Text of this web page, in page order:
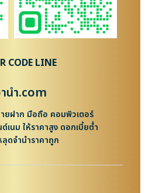
CODE LINE
นํา.com
ยฝาก มือถือ คอมพิวเตอร์
เนม ให้ราคาสูง ดอกเบี้ยต่ำ
ดจำนำราคาถูก